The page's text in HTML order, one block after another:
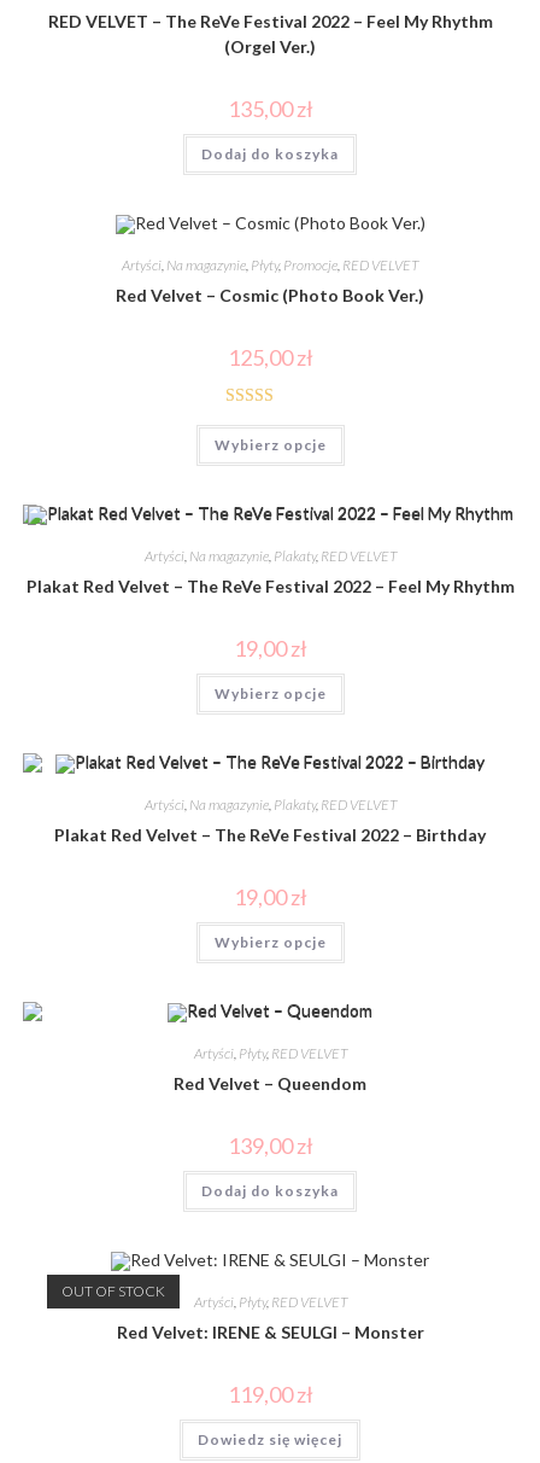
RED VELVET – The ReVe Festival 2022 – Feel My Rhythm
(Orgel Ver.)
135,00zł
Dodaj do koszyka
Artyści, Na magazynie, Płyty, Promocje, RED VELVET
Red Velvet – Cosmic (Photo Book Ver.)
125,00zł
Oceniono
5.00na 5
Wybierz opcje
Artyści, Na magazynie, Plakaty, RED VELVET
Plakat Red Velvet – The ReVe Festival 2022 – Feel My Rhythm
19,00zł
Wybierz opcje
Artyści, Na magazynie, Plakaty, RED VELVET
Plakat Red Velvet – The ReVe Festival 2022 – Birthday
19,00zł
Wybierz opcje
Artyści, Płyty, RED VELVET
Red Velvet – Queendom
139,00zł
Dodaj do koszyka
OUT OF STOCK
Artyści, Płyty, RED VELVET
Red Velvet: IRENE & SEULGI – Monster
119,00zł
Dowiedz się więcej